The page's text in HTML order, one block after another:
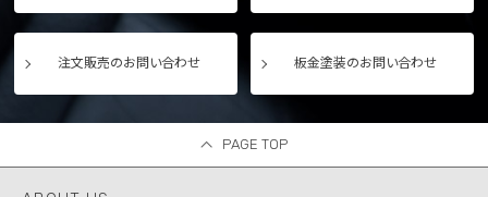
注文販売のお問い合わせ 板金塗装のお問い合わせ
PAGE TOP